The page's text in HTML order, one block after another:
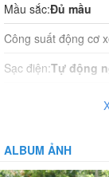
Mầu sắc:Đủ mầu
Công suất động cơ
Sạc điện:Tự động
Hệ thống phanh:
ALBUM ẢNH